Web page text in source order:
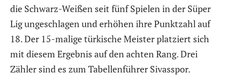
die Schwarz-Weißen seit fünf Spielen in der Süper
Lig ungeschlagen und erhöhen ihre Punktzahl auf
18. Der 15-malige türkische Meister platziert sich
mit diesem Ergebnis auf den achten Rang. Drei
Zähler sind es zum Tabellenführer Sivasspor.